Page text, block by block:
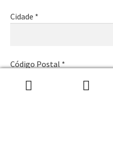
Pesquisar
Pesquisa
Cidade *
Código Postal *